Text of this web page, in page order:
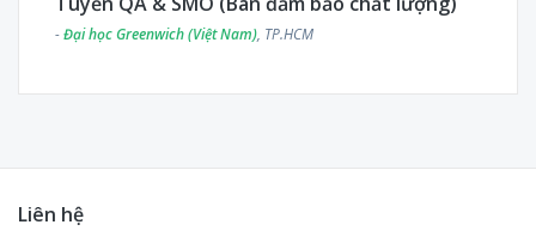
-Đại học Greenwich (Việt Nam), TP.HCM
Liên hệ